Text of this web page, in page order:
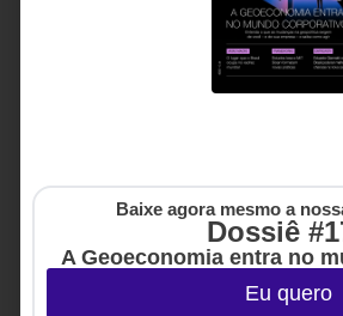
Baixe agora mesmo a
Dossiê
A Geoeconomia entra no
Eu quero